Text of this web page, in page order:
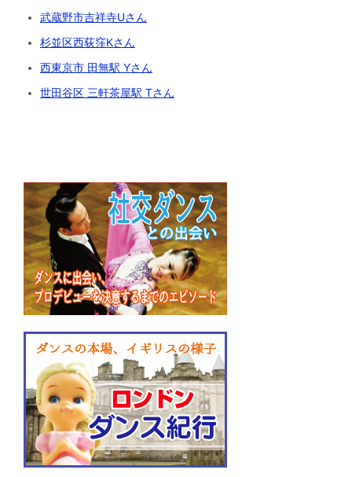
武蔵野市吉祥寺Uさん
杉並区西荻窪Kさん
西東京市 田無駅 Yさん
世田谷区 三軒茶屋駅 Tさん